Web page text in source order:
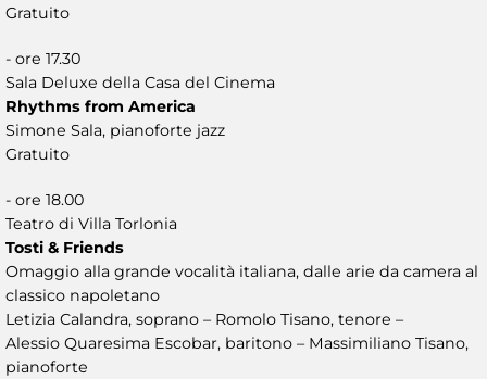
Gratuito
- ore 17.30
Sala Deluxe della Casa del Cinema
Rhythms from America
Simone Sala, pianoforte jazz
Gratuito
- ore 18.00
Teatro di Villa Torlonia
Tosti & Friends
Omaggio alla grande vocalità italiana, dalle arie da camera al
classico napoletano
Letizia Calandra, soprano – Romolo Tisano, tenore –
Alessio Quaresima Escobar, baritono – Massimiliano Tisano,
pianoforte